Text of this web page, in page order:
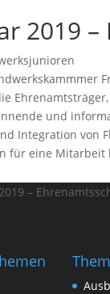
2019
und
Integration von
für eine
–